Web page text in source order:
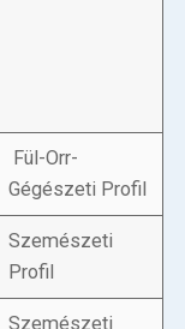
Fül-Orr-
Gégészeti Profil
Szemészeti
Profil
Szemészeti